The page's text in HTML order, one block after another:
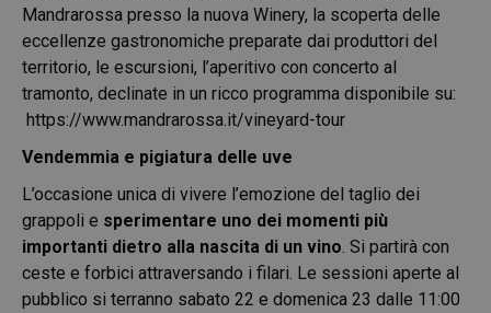
Mandrarossa presso la nuova Winery, la scoperta delle
eccellenze gastronomiche preparate dai produttori del
territorio, le escursioni, l’aperitivo con concerto al
tramonto, declinate in un ricco programma disponibile su:
https://www.mandrarossa.it/vineyard-tour
Vendemmia e pigiatura delle uve
L’occasione unica di vivere l’emozione del taglio dei
grappoli e sperimentare uno dei momenti più
importanti dietro alla nascita di un vino . Si partirà con
ceste e forbici attraversando i filari. Le sessioni aperte al
pubblico si terranno sabato 22 e domenica 23 dalle 11:00